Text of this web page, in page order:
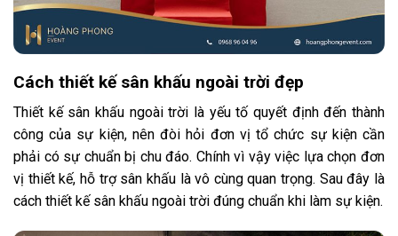
Cách thiết kế sân khấu ngoài trời đẹp
Thiết kế sân khấu ngoài trời là yếu tố quyết định đến thành
công của sự kiện, nên đòi hỏi đơn vị tổ chức sự kiện cần
phải có sự chuẩn bị chu đáo. Chính vì vậy việc lựa chọn đơn
vị thiết kế, hỗ trợ sân khấu là vô cùng quan trọng. Sau đây là
cách thiết kế sân khấu ngoài trời đúng chuẩn khi làm sự kiện.